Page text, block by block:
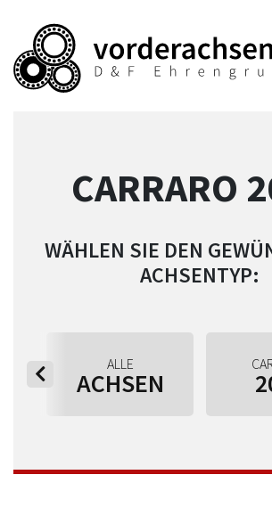
CARRARO
WÄHLEN SIE DEN
ACHSENTYP:
ALLE
ACHSEN